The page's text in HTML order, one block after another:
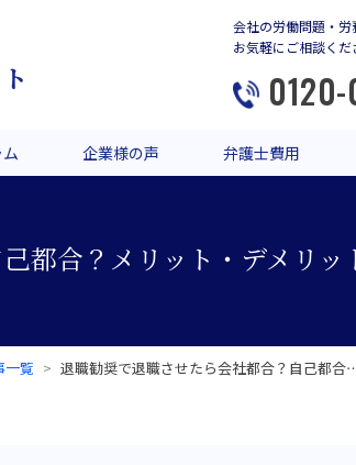
会社の労働問題・
お気軽にご相談くだ
企業様の声 弁護士費用
都合？メリット・デメリッ
一覧 退職勧奨で退職させたら会社都合？自己都合